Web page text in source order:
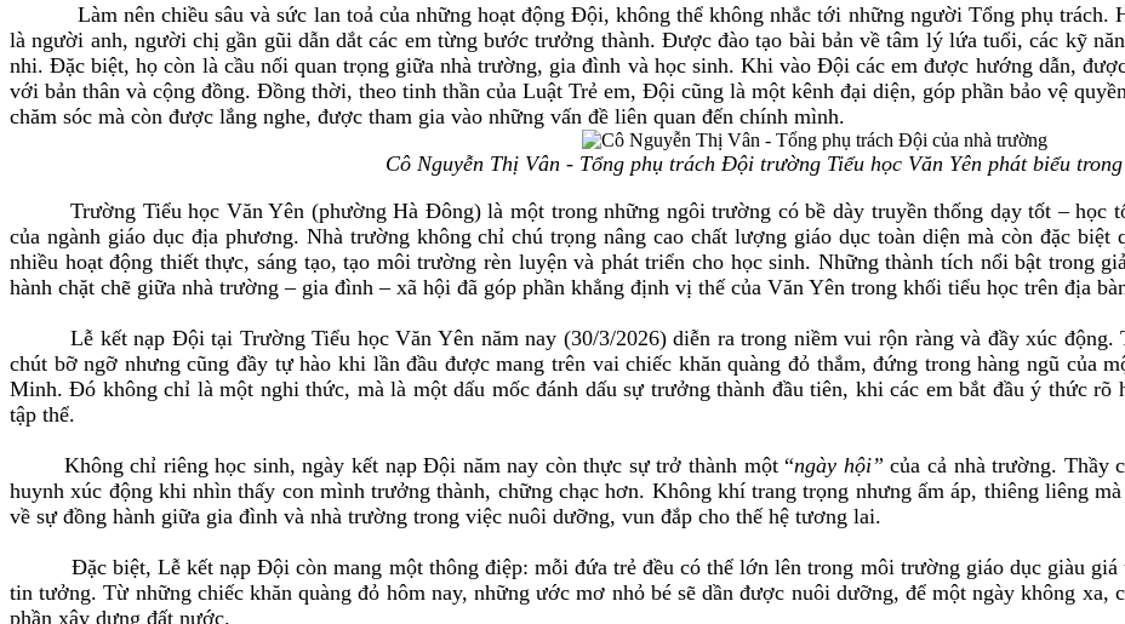
Làm nên chiều sâu và sức lan toả của những hoạt động Đội, không thể không nhắc tới những người Tổng phụ trách.
là người anh, người chị gần gũi dẫn dắt các em từng bước trưởng thành. Được đào tạo bài bản về tâm lý lứa tuổi, các kỹ
nhi. Đặc biệt, họ còn là cầu nối quan trọng giữa nhà trường, gia đình và học sinh. Khi vào Đội các em được hướng dẫn,
với bản thân và cộng đồng. Đồng thời, theo tinh thần của Luật Trẻ em, Đội cũng là một kênh đại diện, góp phần bảo vệ
chăm sóc mà còn được lắng nghe, được tham gia vào những vấn đề liên quan đến chính mình.
Cô Nguyễn Thị Vân - Tổng phụ trách Đội trường Tiểu học Văn Yên phát biểu
Trường Tiểu học Văn Yên (phường Hà Đông) là một trong những ngôi trường có bề dày truyền thống dạy tốt – học
của ngành giáo dục địa phương. Nhà trường không chỉ chú trọng nâng cao chất lượng giáo dục toàn diện mà còn đặc
nhiều hoạt động thiết thực, sáng tạo, tạo môi trường rèn luyện và phát triển cho học sinh. Những thành tích nổi bật trong
hành chặt chẽ giữa nhà trường – gia đình – xã hội đã góp phần khẳng định vị thế của Văn Yên trong khối tiểu học trên địa
Lễ kết nạp Đội tại Trường Tiểu học Văn Yên năm nay (30/3/2026) diễn ra trong niềm vui rộn ràng và đầy xúc động.
chút bỡ ngỡ nhưng cũng đầy tự hào khi lần đầu được mang trên vai chiếc khăn quàng đỏ thắm, đứng trong hàng ngũ của
Minh. Đó không chỉ là một nghi thức, mà là một dấu mốc đánh dấu sự trưởng thành đầu tiên, khi các em bắt đầu ý thức rõ
tập thể.
Không chỉ riêng học sinh, ngày kết nạp Đội năm nay còn thực sự trở thành một “ngày hội” của cả nhà trường. Thầy
huynh xúc động khi nhìn thấy con mình trưởng thành, chững chạc hơn. Không khí trang trọng nhưng ấm áp, thiêng liêng
về sự đồng hành giữa gia đình và nhà trường trong việc nuôi dưỡng, vun đắp cho thế hệ tương lai.
Đặc biệt, Lễ kết nạp Đội còn mang một thông điệp: mỗi đứa trẻ đều có thể lớn lên trong môi trường giáo dục giàu giá
tin tưởng. Từ những chiếc khăn quàng đỏ hôm nay, những ước mơ nhỏ bé sẽ dần được nuôi dưỡng, để một ngày không xa,
phần xây dựng đất nước.